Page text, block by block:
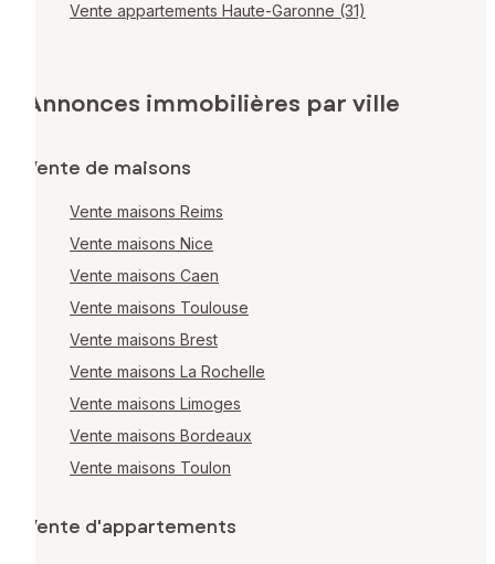
Vente appartements Haute-Garonne (31)
Annonces immobilières par ville
Vente de maisons
Vente maisons Reims
Vente maisons Nice
Vente maisons Caen
Vente maisons Toulouse
Vente maisons Brest
Vente maisons La Rochelle
Vente maisons Limoges
Vente maisons Bordeaux
Vente maisons Toulon
Vente d'appartements